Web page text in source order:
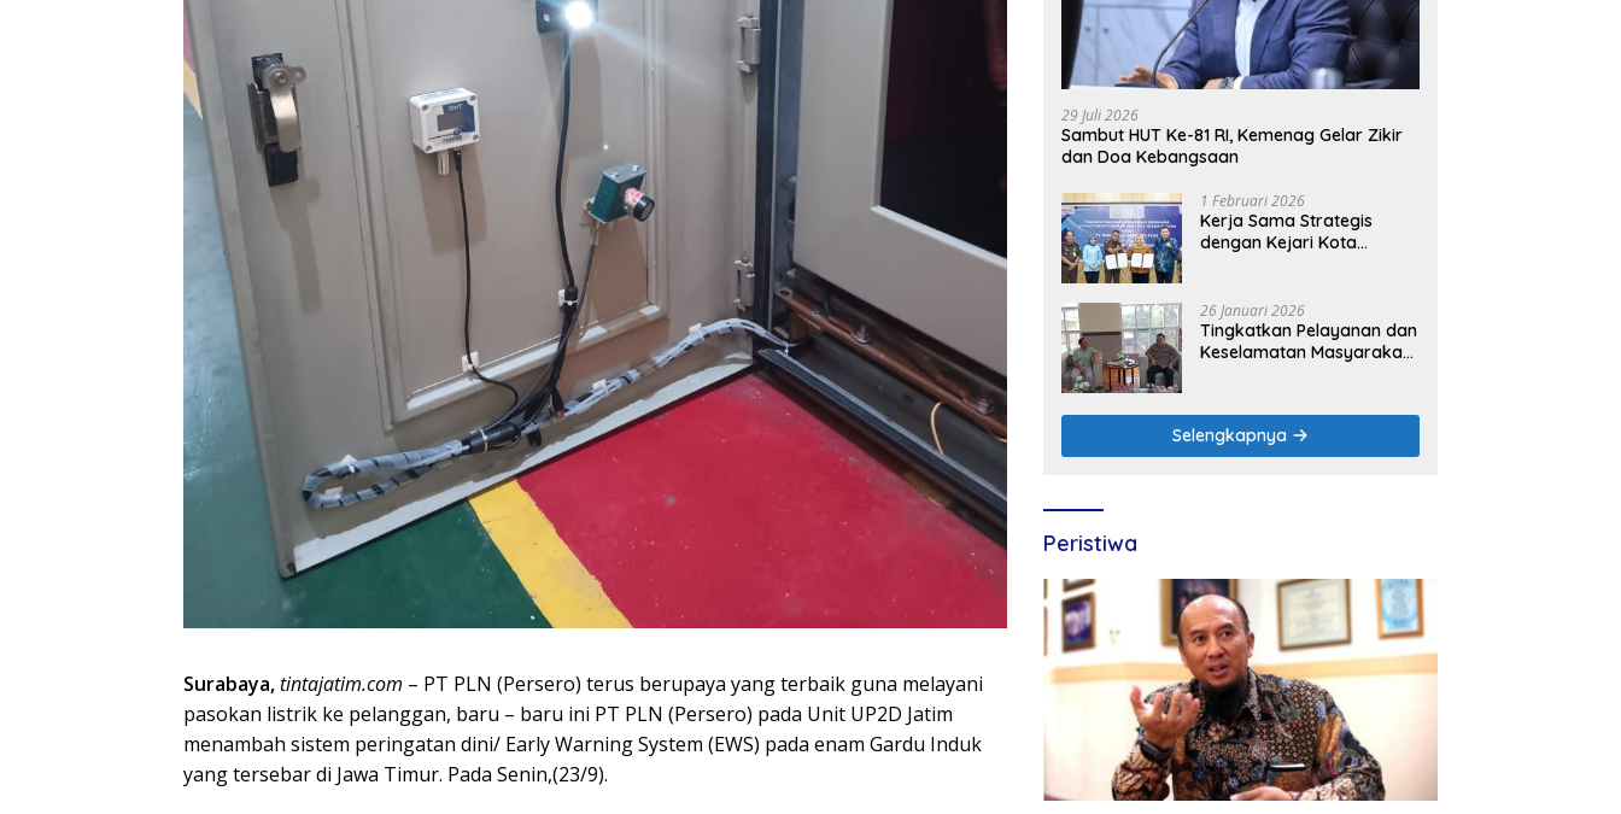
Surabaya,tintajatim.com – PT PLN (Persero) terus berupaya yang terbaik guna melayani
pasokan listrik ke pelanggan, baru – baru ini PT PLN (Persero) pada Unit UP2D Jatim
menambah sistem peringatan dini/ Early Warning System (EWS) pada enam Gardu Induk
yang tersebar di Jawa Timur. Pada Senin,(23/9).
29 Juli 2026
Sambut HUT Ke-81 RI, Kemenag Gelar Zikir
dan Doa Kebangsaan
1 Februari 2026
Kerja Sama Strategis
dengan Kejari Kota
Green Enabler di Jawa
Timur
26 Januari 2026
Tingkatkan Pelayanan dan
Keselamatan Masyarakat,
Polres Nganjuk
Selengkapnya
Peristiwa